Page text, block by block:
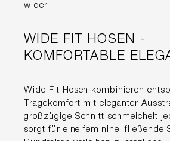
wider.
WIDE FIT HOSEN -
KOMFORTABLE
Wide Fit Hosen kombinieren
Tragekomfort mit eleganter
großzügige Schnitt schmeichelt
sorgt für eine feminine, fließende